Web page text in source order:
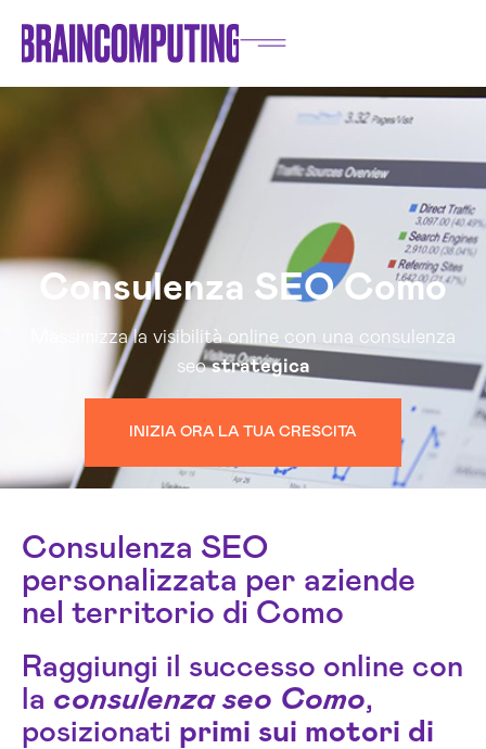
Consulenza SEO Como
Massimizza la visibilità online con una consulenza
seostrategica
INIZIA ORA LA TUA CRESCITA
Consulenza SEO
personalizzata per aziende
nel territorio di Como
Raggiungi il successo online con
la consulenza seo Como,
posizionati primi sui motori di